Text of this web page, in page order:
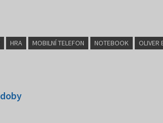
HRA MOBILNÍ TELEFON NOTEBOOK OLIVER